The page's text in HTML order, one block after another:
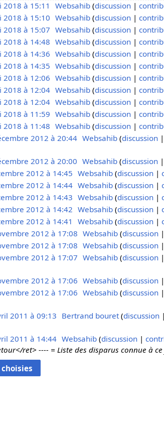
2018 à 15:11 Websahib discussion
2018 à 15:10 Websahib discussion
2018 à 15:07 Websahib discussion
2018 à 14:48 Websahib discussion
2018 à 14:36 Websahib discussion
2018 à 14:35 Websahib discussion
2018 à 12:06 Websahib discussion
2018 à 12:04 Websahib discussion
2018 à 12:04 Websahib discussion
2018 à 11:59 Websahib discussion
2018 à 11:48 Websahib discussion
2012 à 20:44 Websahib discussion
2012 à 20:00 Websahib discussion
2012 à 14:45 Websahib discussion
2012 à 14:44 Websahib discussion
2012 à 14:43 Websahib discussion
2012 à 14:42 Websahib discussion
2012 à 14:41 Websahib discussion
2012 à 17:08 Websahib discussion
2012 à 17:08 Websahib discussion
2012 à 17:07 Websahib discussion
2012 à 17:06 Websahib discussion
2012 à 17:06 Websahib discussion
2011 à 09:13 Bertrand bouret discussion
2011 à 14:44 Websahib discussion
ret> ---- = Liste des disparus connue à